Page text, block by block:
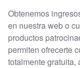
Obtenemos
en nuestra web o
productos
permiten ofrecerte
totalmente gratuita,